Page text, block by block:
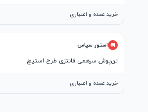
خرید عمده و اعتباری
استور سپاس
تن‌پوش سرهمی فانتزی طرح استیچ
خرید عمده و اعتباری